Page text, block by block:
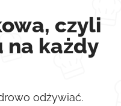
czyli
na każdy
odżywiać.